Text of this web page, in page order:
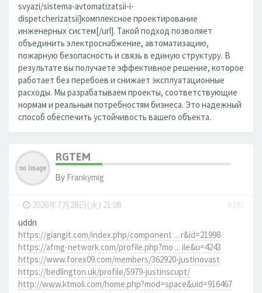
svyazi/sistema-avtomatizatsii-i-
dispetcherizatsii]комплексное проектирование
инженерных систем[/url]. Такой подход позволяет
объединить электроснабжение, автоматизацию,
пожарную безопасность и связь в единую структуру. В
результате вы получаете эффективное решение, которое
работает без перебоев и снижает эксплуатационные
расходы. Мы разрабатываем проекты, соответствующие
нормам и реальным потребностям бизнеса. Это надежный
способ обеспечить устойчивость вашего объекта.
RGTEM
By Frankymig
- 2026年7月28日(火) 21:08
#393
uddn
https://giangit.com/index.php/component ... r&id=21998
https://afmg-network.com/profile.php?mo ... ile&u=4243
https://www.forex09.com/members/362920-justinovast
https://bedlington.uk/profile/5979-justinscupt/
http://www.ktmoli.com/home.php?mod=space&uid=916467